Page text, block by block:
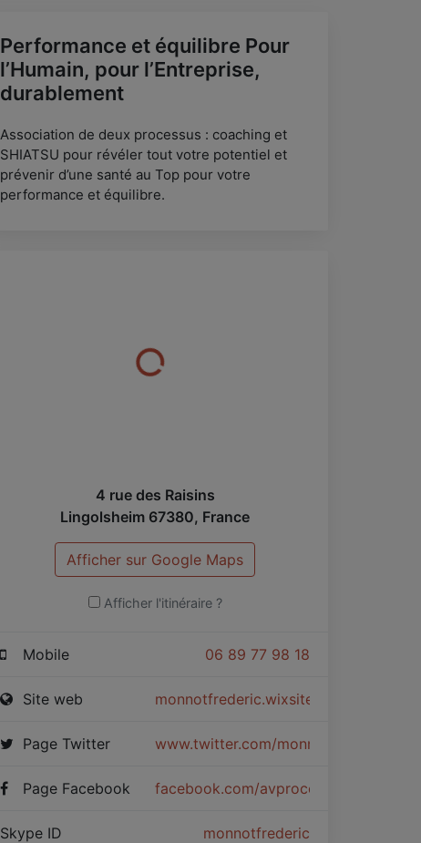
Performance et équilibre Pour
l’Humain, pour l’Entreprise,
durablement
Association de deux processus : coaching et
SHIATSU pour révéler tout votre potentiel et
prévenir d’une santé au Top pour votre
performance et équilibre.
4 rue des Raisins
Lingolsheim 67380, France
Afficher sur Google Maps
Afficher l'itinéraire ?
06 89 77 98 18
Mobile
monnotfrederic.wixsite.com/
Site web
www.twitter.com/monnotf
Page Twitter
facebook.com/avprocoaching/
Page Facebook
monnotfrederic
Skype ID